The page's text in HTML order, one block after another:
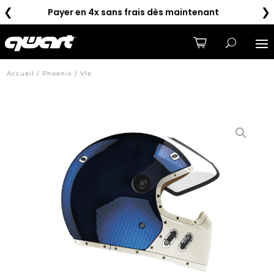
❮ Livraison gratuite à partir de 100€ ❯
Accueil / Phoenix / Vle